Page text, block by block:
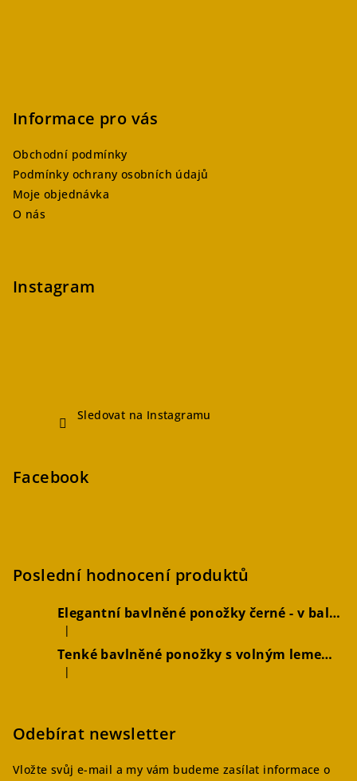
Informace pro vás
Obchodní podmínky
Podmínky ochrany osobních údajů
Moje objednávka
O nás
Instagram
Sledovat na Instagramu
Facebook
Poslední hodnocení produktů
Elegantní bavlněné ponožky černé - v balení 2 párů
Hodnocení produktu je 5 z 5 hvězdiček.
|
Tenké bavlněné ponožky s volným lemem hořčicové, 2 páry
Hodnocení produktu je 4 z 5 hvězdiček.
|
Odebírat newsletter
Vložte svůj e-mail a my vám budeme zasílat informace o